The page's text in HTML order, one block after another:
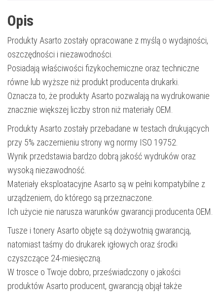
Opis
Produkty Asarto zostały opracowane z myślą o wydajności,
oszczędności i niezawodności.
Posiadają właściwości fizykochemiczne oraz techniczne
równe lub wyższe niż produkt producenta drukarki.
Oznacza to, że produkty Asarto pozwalają na wydrukowanie
znacznie większej liczby stron niż materiały OEM.
Produkty Asarto zostały przebadane w testach drukujących
przy 5% zaczernieniu strony wg normy ISO 19752.
Wynik przedstawia bardzo dobrą jakość wydruków oraz
wysoką niezawodność.
Materiały eksploatacyjne Asarto są w pełni kompatybilne z
urządzeniem, do którego są przeznaczone.
Ich użycie nie narusza warunków gwarancji producenta OEM.
Tusze i tonery Asarto objęte są dożywotnią gwarancją,
natomiast taśmy do drukarek igłowych oraz środki
czyszczące 24-miesięczną.
W trosce o Twoje dobro, przeświadczony o jakości
produktów Asarto producent, gwarancją objął także